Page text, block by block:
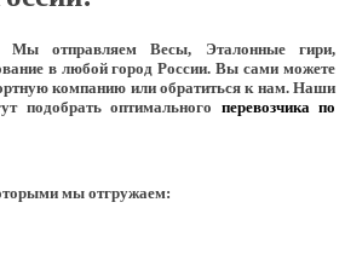
Мы отправляем Весы, Эталонные гири,
в любой город России. Вы сами можете
компанию или обратиться к нам. Наши
подобрать оптимального перевозчика по
мы отгружаем: